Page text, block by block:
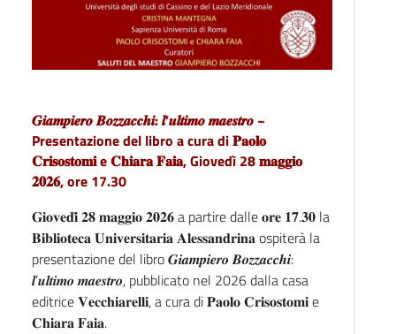
𝑮𝒊𝒂𝒎𝒑𝒊𝒆𝒓𝒐 𝑩𝒐𝒛𝒛𝒂𝒄𝒄𝒉𝒊: 𝒍’𝒖𝒍𝒕𝒊𝒎𝒐 𝒎𝒂𝒆𝒔𝒕𝒓𝒐 ~
Presentazione del libro a cura di 𝐏𝐚𝐨𝐥𝐨
𝐂𝐫𝐢𝐬𝐨𝐬𝐭𝐨𝐦𝐢 e 𝐂𝐡𝐢𝐚𝐫𝐚 𝐅𝐚𝐢𝐚, Giovedì 28 𝐦𝐚𝐠𝐠𝐢𝐨
𝟐𝟎𝟐𝟔, ore 17.30
𝐆𝐢𝐨𝐯𝐞𝐝𝐢̀ 𝟐𝟖 𝐦𝐚𝐠𝐠𝐢𝐨 𝟐𝟎𝟐𝟔 a partire dalle 𝐨𝐫𝐞 𝟏𝟕.𝟑𝟎 la
𝐁𝐢𝐛𝐥𝐢𝐨𝐭𝐞𝐜𝐚 𝐔𝐧𝐢𝐯𝐞𝐫𝐬𝐢𝐭𝐚𝐫𝐢𝐚 𝐀𝐥𝐞𝐬𝐬𝐚𝐧𝐝𝐫𝐢𝐧𝐚 ospiterà la
presentazione del libro 𝑮𝒊𝒂𝒎𝒑𝒊𝒆𝒓𝒐 𝑩𝒐𝒛𝒛𝒂𝒄𝒄𝒉𝒊:
𝒍’𝒖𝒍𝒕𝒊𝒎𝒐 𝒎𝒂𝒆𝒔𝒕𝒓𝒐, pubblicato nel 2026 dalla casa
editrice 𝐕𝐞𝐜𝐜𝐡𝐢𝐚𝐫𝐞𝐥𝐥𝐢, a cura di 𝐏𝐚𝐨𝐥𝐨 𝐂𝐫𝐢𝐬𝐨𝐬𝐭𝐨𝐦𝐢 e
𝐂𝐡𝐢𝐚𝐫𝐚 𝐅𝐚𝐢𝐚.